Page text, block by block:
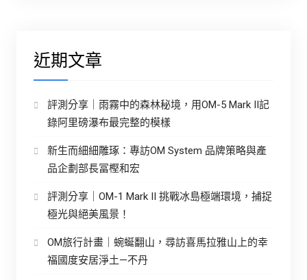
近期文章
評測分享｜雨霧中的森林秘境，用OM-5 Mark II記
錄阿里磅瀑布最完整的模樣
新生而細細雕琢：專訪OM System 品牌策略與產
品企劃部長冨樫和宏
評測分享｜OM-1 Mark II 挑戰冰島極端環境，捕捉
極光與絕美風景！
OM旅行計畫｜蜿蜒翻山，尋訪喜馬拉雅山上的幸
福國度安居淨土—不丹